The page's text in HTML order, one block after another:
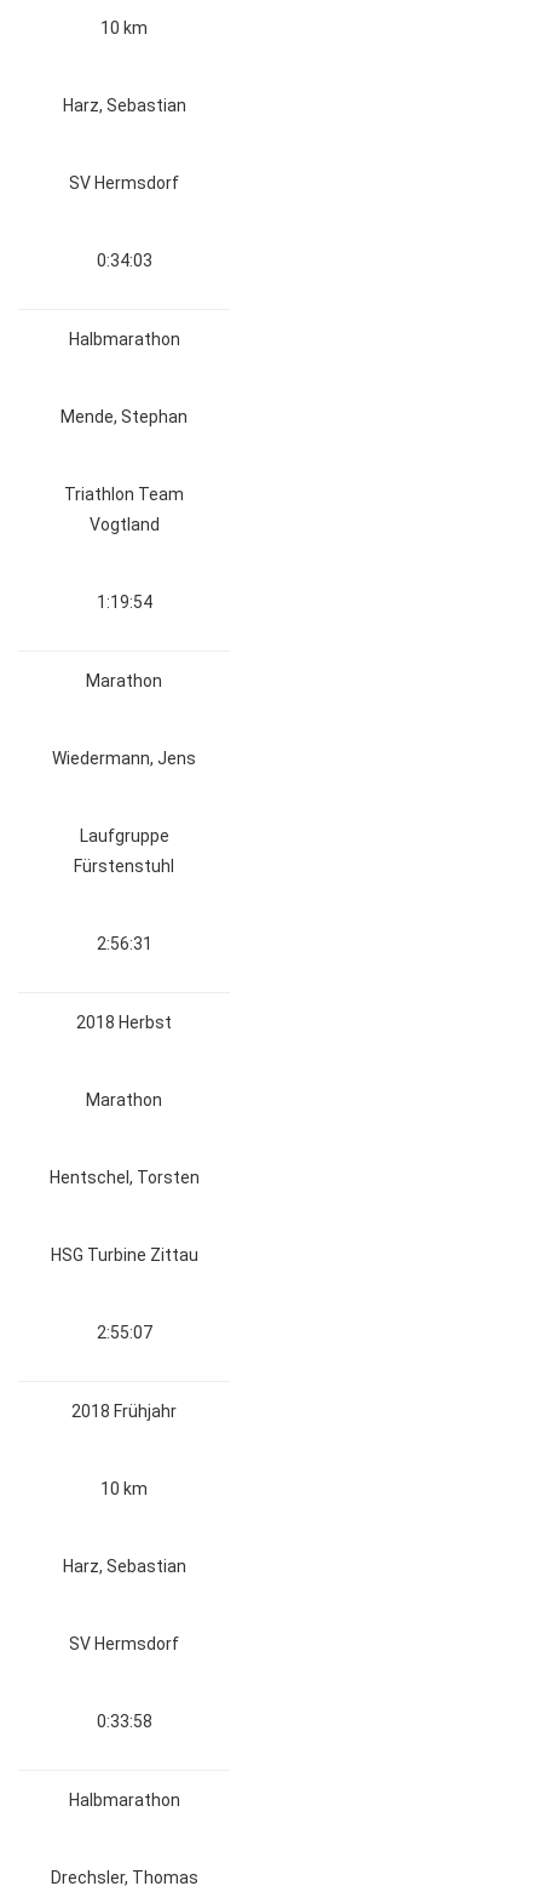
10 km
Harz, Sebastian
SV Hermsdorf
0:34:03
Halbmarathon
Mende, Stephan
Triathlon Team
Vogtland
1:19:54
Marathon
Wiedermann, Jens
Laufgruppe
Fürstenstuhl
2:56:31
2018 Herbst
Marathon
Hentschel, Torsten
HSG Turbine Zittau
2:55:07
2018 Frühjahr
10 km
Harz, Sebastian
SV Hermsdorf
0:33:58
Halbmarathon
Drechsler, Thomas